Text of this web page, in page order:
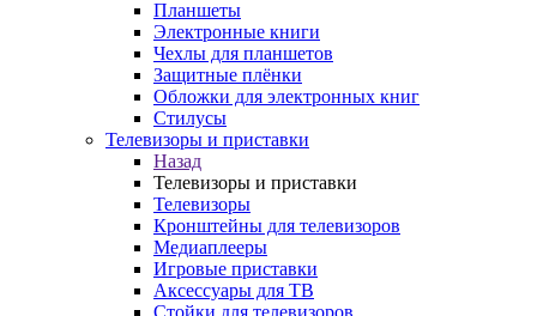
Планшеты
Электронные книги
Чехлы для планшетов
Защитные плёнки
Обложки для электронных книг
Стилусы
Телевизоры и приставки
Назад
Телевизоры и приставки
Телевизоры
Кронштейны для телевизоров
Медиаплееры
Игровые приставки
Аксессуары для ТВ
Стойки для телевизоров